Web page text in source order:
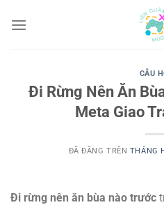
đến
CÂU
Đi Rừng Nên Ăn
Meta Giao
ĐÃ ĐĂNG TRÊN THÁNG
Đi rừng nên ăn bùa nào trước